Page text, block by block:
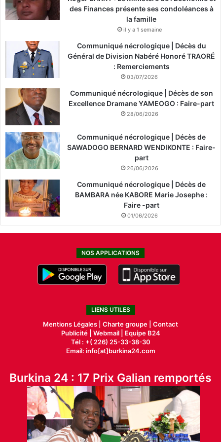
des Finances présente ses condoléances à
la famille
il y a 1 semaine
Communiqué nécrologique | Décès du
Général de Division Nabéré Honoré TRAORÉ
: Remerciements
03/07/2026
Communiqué nécrologique | Décès de son
Excellence Dramane YAMEOGO : Faire-part
28/06/2026
Communiqué nécrologique | Décès de
SAWADOGO BERNARD WENDIKONTE : Faire-
part
26/06/2026
Communiqué nécrologique | Décès de
BAMBARA née KABORE Marie Josephe :
Faire -part
01/06/2026
NOS APPLICATIONS
LIENS UTILES
Mentions Légales | Charte groupe | Contact
Publicité| Webmail |
Equipe B24
Tél : +( 226) 25-33-38-30
Email: info[at]burkina24.com
Burkina 24 : 17 Prix Galian remportés